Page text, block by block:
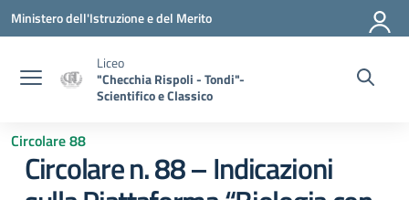
Vai ai contenuti
Vai al menu di navigazione
Vai al footer
Ministero dell'Istruzione e del Merito
Liceo
"Checchia Rispoli - Tondi"-
Scientifico e Classico
Circolare 88
Circolare n. 88 – Indicazioni